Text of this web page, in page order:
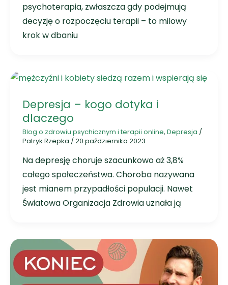
psychoterapia, zwłaszcza gdy podejmują
decyzję o rozpoczęciu terapii – to milowy
krok w dbaniu
Depresja – kogo dotyka i
dlaczego
Blog o zdrowiu psychicznym i terapii online, Depresja /
Patryk Rzepka /20 października 2023
Na depresję choruje szacunkowo aż 3,8%
całego społeczeństwa. Choroba nazywana
jest mianem przypadłości populacji. Nawet
Światowa Organizacja Zdrowia uznała ją